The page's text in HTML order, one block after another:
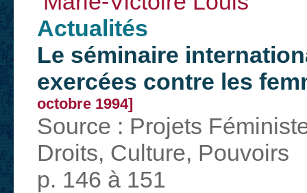
Actualités
Le séminaire
exercées contre les
octobre 1994]
Source : Projets
Droits, Culture, Pouvoirs
p. 146 à 151